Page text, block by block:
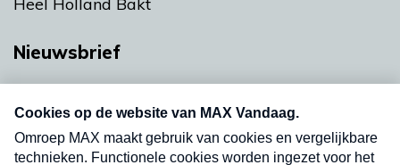
Nieuwsbrief
Neem hier een gratis abonnement op onze
nieuwsbrief. Elke vrijdag- en dinsdagochtend in
uw mailbox.